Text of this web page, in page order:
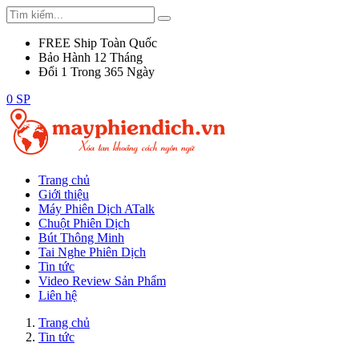
FREE Ship Toàn Quốc
Bảo Hành 12 Tháng
Đổi 1 Trong 365 Ngày
0 SP
Trang chủ
Giới thiệu
Máy Phiên Dịch ATalk
Chuột Phiên Dịch
Bút Thông Minh
Tai Nghe Phiên Dịch
Tin tức
Video Review Sản Phẩm
Liên hệ
Trang chủ
Tin tức